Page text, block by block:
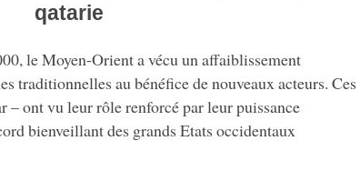
qatarie
le Moyen-Orient a vécu un affaiblissement
traditionnelles au bénéfice de nouveaux acteurs. Ces
– ont vu leur rôle renforcé par leur puissance
bienveillant des grands Etats occidentaux